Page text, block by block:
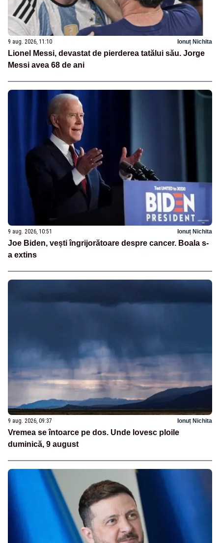
9 aug. 2026, 11:10 Ionuț Nichita
Lionel Messi, devastat de pierderea tatălui său. Jorge
Messi avea 68 de ani
9 aug. 2026, 10:51 Ionuț Nichita
Joe Biden, vești îngrijorătoare despre cancer. Boala s-
a extins
9 aug. 2026, 09:37 Ionuț Nichita
Vremea se întoarce pe dos. Unde lovesc ploile
duminică, 9 august